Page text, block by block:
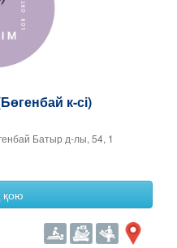
к-сі)
Батыр д-лы, 54, 1
қою